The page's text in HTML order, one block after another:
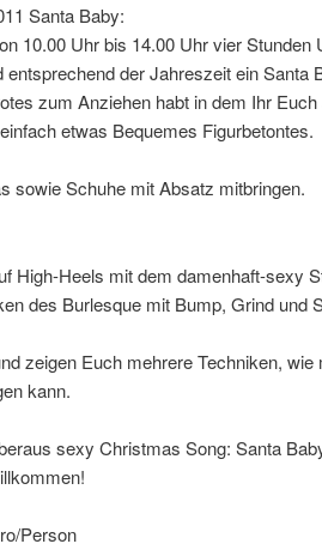
Santa Baby:
10.00 Uhr bis 14.00 Uhr vier Stunden
der Jahreszeit ein Santa
zum Anziehen habt in dem Ihr
etwas Bequemes Figurbetontes.
sowie Schuhe mit Absatz mitbringen.
High-Heels mit dem damenhaft-sexy
des Burlesque mit Bump, Grind und
zeigen Euch mehrere Techniken, wie
kann.
sexy Christmas Song: Santa
Person